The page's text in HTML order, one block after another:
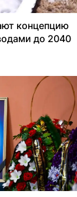
концепцию
до 2040